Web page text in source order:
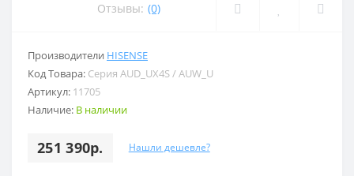
Отзывы: (0)
Производители HISENSE
Код Товара: Серия AUD_UX4S / AUW_U
Артикул: 11705
Наличие: В наличии
251 390р. Нашли дешевле?